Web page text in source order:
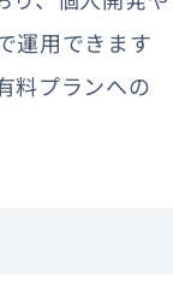
運用できます
料プランへの